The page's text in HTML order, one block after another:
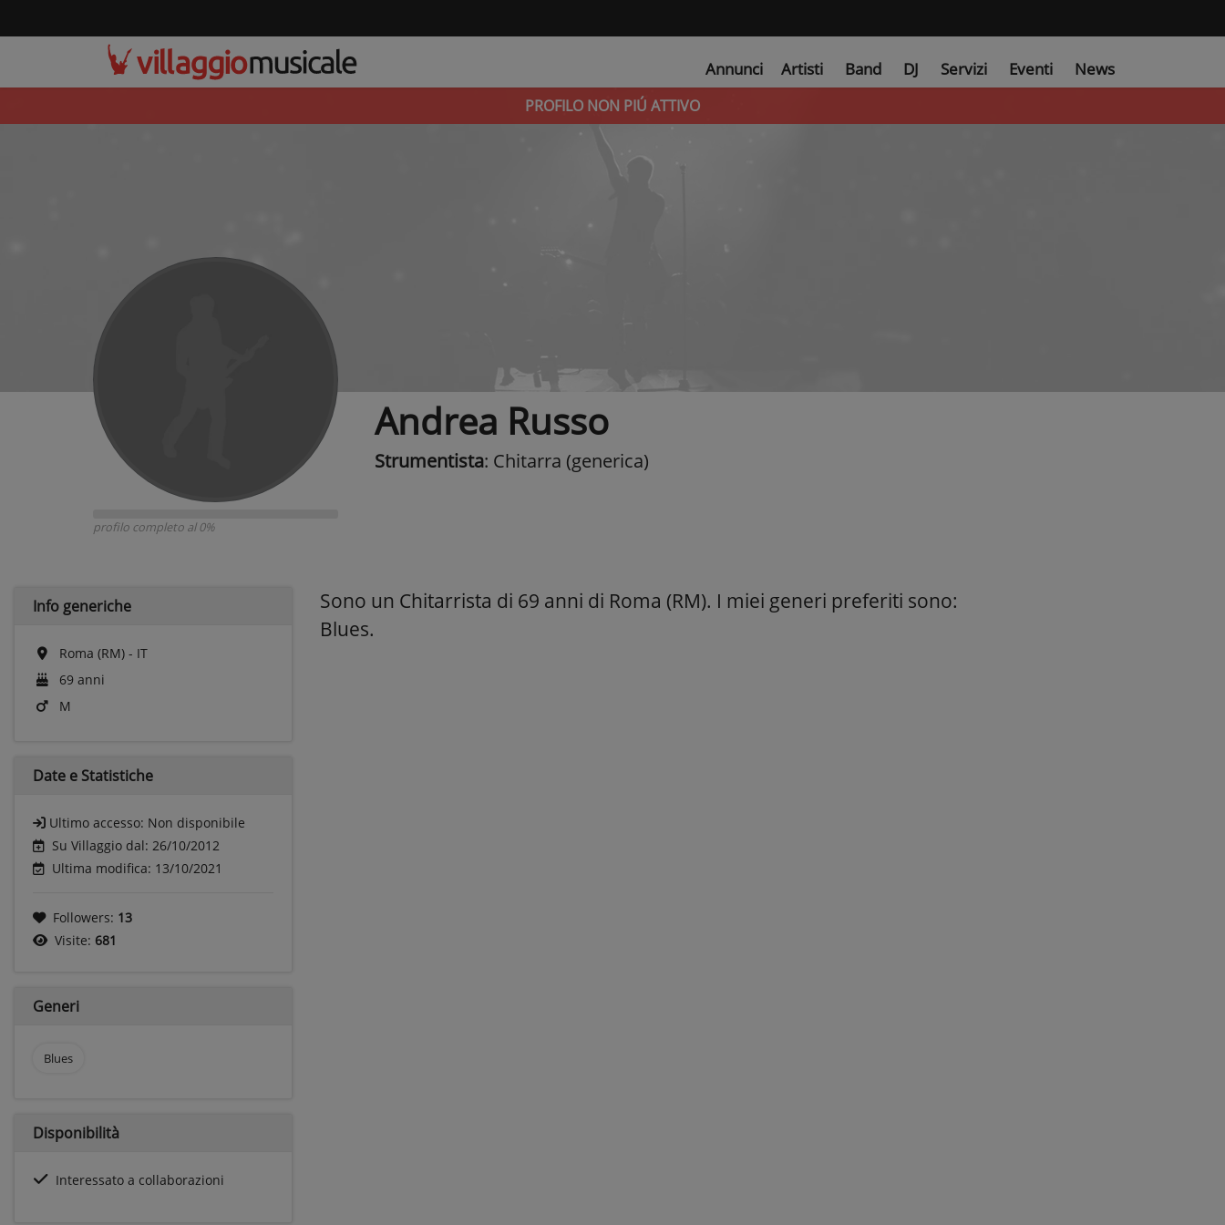
Annunci Artisti Band DJ Servizi Eventi News
PROFILO NON PIÚ ATTIVO
profilo completo al 0%
Andrea Russo
Strumentista: Chitarra (generica)
Info generiche
Roma (RM) - IT
69 anni
M
Date e Statistiche
Ultimo accesso: Non disponibile
Su Villaggio dal: 26/10/2012
Ultima modifica: 13/10/2021
Followers: 13
Visite: 681
Generi
Blues
Disponibilità
Interessato a collaborazioni
Sono un Chitarrista di 69 anni di Roma (RM). I miei generi preferiti sono:
Blues.